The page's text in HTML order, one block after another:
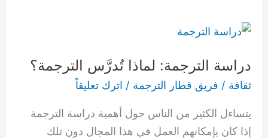
دراسة الترجمة: لماذا تُدرَّس الترجمة؟
ثقافة / فريق قطار الترجمة / اترك تعليقاً
يتساءل الكثير من الناس حول أهمية دراسة الترجمة
إذا كان بإمكانهم العمل في هذا المجال دون تلك
دراسة
لماذا
تُدرَّس